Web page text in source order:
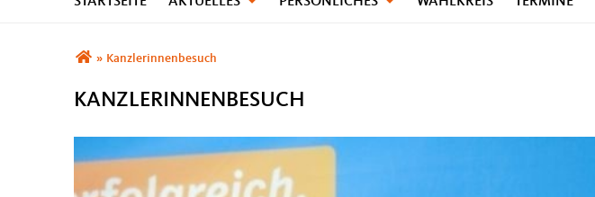
Sie sind hier
» Kanzlerinnenbesuch
KANZLERINNENBESUCH